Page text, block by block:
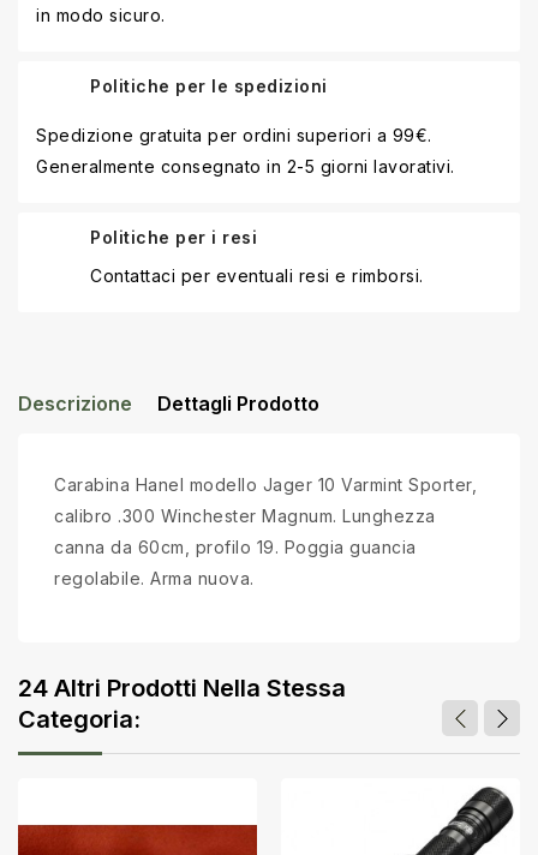
in modo sicuro.
Politiche per le spedizioni
Spedizione gratuita per ordini superiori a 99€.
Generalmente consegnato in 2-5 giorni lavorativi.
Politiche per i resi
Contattaci per eventuali resi e rimborsi.
Descrizione Dettagli Prodotto
Carabina Hanel modello Jager 10 Varmint Sporter,
calibro .300 Winchester Magnum. Lunghezza
canna da 60cm, profilo 19. Poggia guancia
regolabile. Arma nuova.
24 Altri Prodotti Nella Stessa
Categoria: